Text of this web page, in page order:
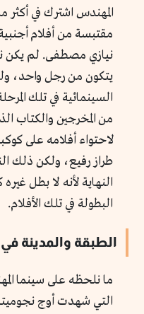
مقتبسة من أفلام
نيازي مصطفى. لم يكن
يتكون من رجل واحد،
السينمائية في تلك
من المخرجين والكتاب
لاحتواء أفلامه على
طراز رفيع، ولكن ذلك
النهاية لأنه لا بطل
البطولة في تلك الأفلام.
الطبقة والمدينة
ما نلحظه على سينما
التي شهدت أوج